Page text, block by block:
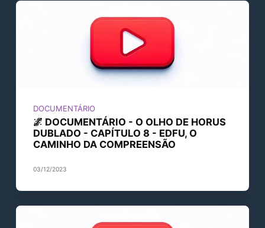
DOCUMENTÁRIO
🌌 DOCUMENTÁRIO - O OLHO DE HORUS
DUBLADO - CAPÍTULO 8 - EDFU, O
CAMINHO DA COMPREENSÃO
03/12/2023